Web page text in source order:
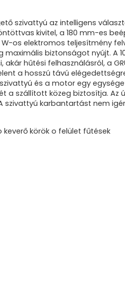
szivattyú az intelligens
kivitel, a 180 mm-es
W-os elektromos teljesítmény
biztonságot nyújt. A
akár hűtési felhasználásról, a
a hosszú távú
és a motor egy
a szállított közeg biztosítja.
szivattyú karbantartást nem
körök o felület fűtések